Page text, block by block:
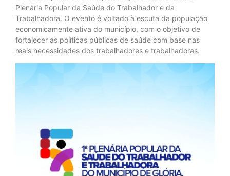
Plenária Popular da Saúde do Trabalhador e da
Trabalhadora. O evento é voltado à escuta da população
economicamente ativa do município, com o objetivo de
fortalecer as políticas públicas de saúde com base nas
reais necessidades dos trabalhadores e trabalhadoras.